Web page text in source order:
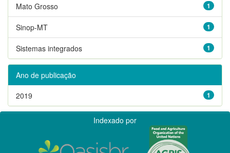
1
Mato Grosso
1
Sinop-MT
1
Sistemas integrados
Ano de publicação
1
2019
Indexado por